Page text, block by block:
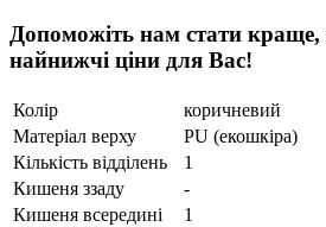
Допоможіть нам стати
найнижчі ціни для Вас!
Колір
коричневий
Матеріал верху
PU (екошкіра)
Кількість відділень
1
Кишеня ззаду
-
Кишеня всередині
1